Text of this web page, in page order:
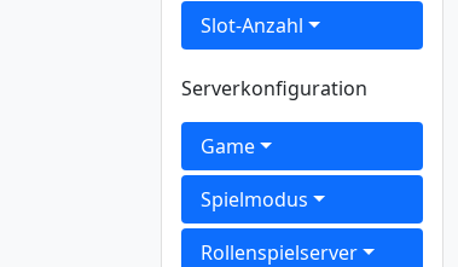
Slot-Anzahl
Serverkonfiguration
Game
Spielmodus
Rollenspielserver